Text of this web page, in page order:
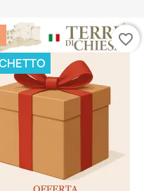
favorite_border